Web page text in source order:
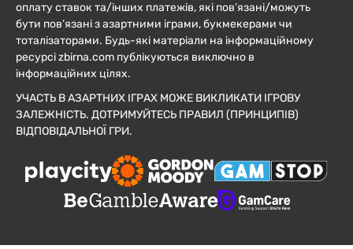
оплату ставок та/інших платежів, які пов’язані/можуть
бути пов’язані з азартними іграми, букмекерами чи
тоталізаторами. Будь-які матеріали на інформаційному
ресурсі zbirna.com публікуються виключно в
інформаційних цілях.
УЧАСТЬ В АЗАРТНИХ ІГРАХ МОЖЕ ВИКЛИКАТИ ІГРОВУ
ЗАЛЕЖНІСТЬ. ДОТРИМУЙТЕСЬ ПРАВИЛ (ПРИНЦИПІВ)
ВІДПОВІДАЛЬНОЇ ГРИ.